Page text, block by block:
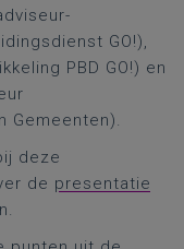
GO!),
PBD GO!) en
Gemeenten).
deze
de presentatie